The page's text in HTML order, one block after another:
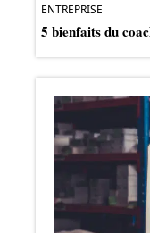
ENTREPRISE
5 bienfaits du